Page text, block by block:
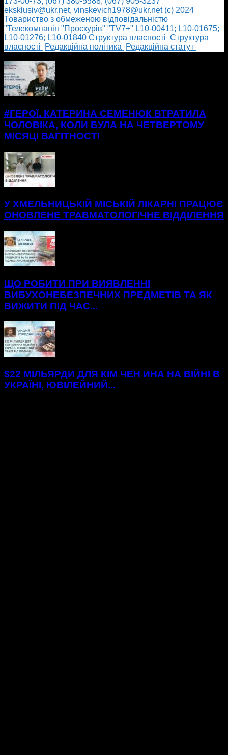
eksklusiv@ukr.net, vinskevich1978@ukr.net (с) 2024
Товариство з обмеженою відповідальністю
"Телекомпанія "Проскурів" "TV7+" L10-00411; L10-01675;
L10-01276; L10-01840 Cтруктура власності Cтруктура
власності
Редакційна політика
Редакційна статут
#ГЕРОЇ. КАТЕРИНА СЕМЕНЮК ВТРАТИЛА
ЧОЛОВІКА, КОЛИ БУЛА НА ЧЕТВЕРТОМУ
МІСЯЦІ ВАГІТНОСТІ
У ХМЕЛЬНИЦЬКІЙ МІСЬКІЙ ЛІКАРНІ ПРАЦЮЄ
ОНОВЛЕНЕ ТРАВМАТОЛОГІЧНЕ ВІДДІЛЕННЯ
ЩО РОБИТИ ПРИ ВИЯВЛЕННІ
ВИБУХОНЕБЕЗПЕЧНИХ ПРЕДМЕТІВ ТА ЯК
ВИЖИТИ ПІД ЧАС...
$22 МІЛЬЯРДИ ДЛЯ КІМ ЧЕН ИНА НА ВІЙНІ В
УКРАЇНІ, ЮВІЛЕЙНИЙ...